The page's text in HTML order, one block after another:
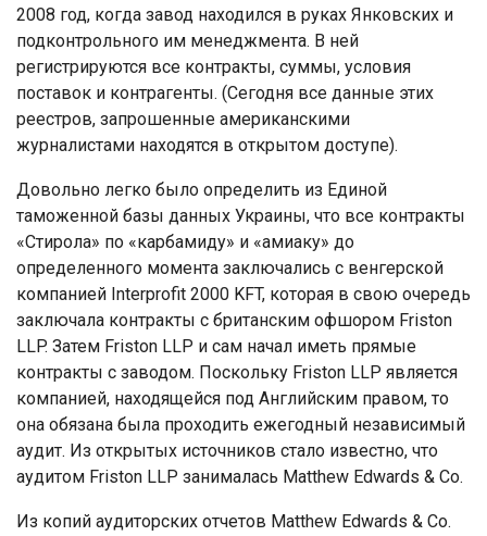
2008 год, когда завод находился в руках Янковских и
подконтрольного им менеджмента. В ней
регистрируются все контракты, суммы, условия
поставок и контрагенты. (Сегодня все данные этих
реестров, запрошенные американскими
журналистами находятся в открытом доступе).
Довольно легко было определить из Единой
таможенной базы данных Украины, что все контракты
«Стирола» по «карбамиду» и «амиаку» до
определенного момента заключались с венгерской
компанией Interprofit 2000 KFT, которая в свою очередь
заключала контракты с британским офшором Friston
LLP. Затем Friston LLP и сам начал иметь прямые
контракты с заводом. Поскольку Friston LLP является
компанией, находящейся под Английским правом, то
она обязана была проходить ежегодный независимый
аудит. Из открытых источников стало известно, что
аудитом Friston LLP занималась Matthew Edwards & Co.
Из копий аудиторских отчетов Matthew Edwards & Co.